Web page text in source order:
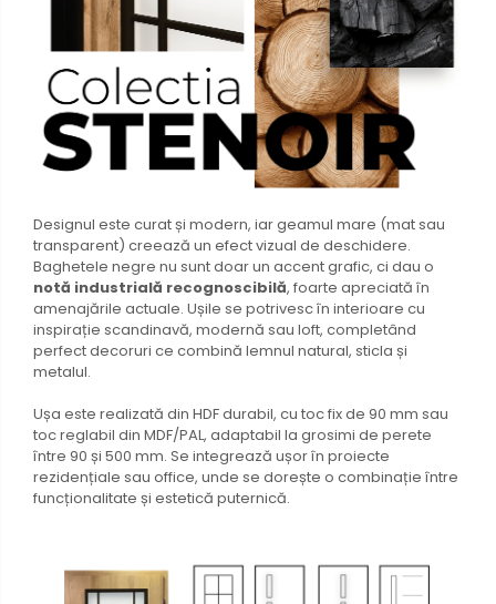
Designul este curat și modern, iar geamul mare (mat sau
transparent) creează un efect vizual de deschidere.
Baghetele negre nu sunt doar un accent grafic, ci dau o
notă industrială recognoscibilă, foarte apreciată în
amenajările actuale. Ușile se potrivesc în interioare cu
inspirație scandinavă, modernă sau loft, completând
perfect decoruri ce combină lemnul natural, sticla și
metalul.
Ușa este realizată din HDF durabil, cu toc fix de 90 mm sau
toc reglabil din MDF/PAL, adaptabil la grosimi de perete
între 90 și 500 mm. Se integrează ușor în proiecte
rezidențiale sau office, unde se dorește o combinație între
funcționalitate și estetică puternică.